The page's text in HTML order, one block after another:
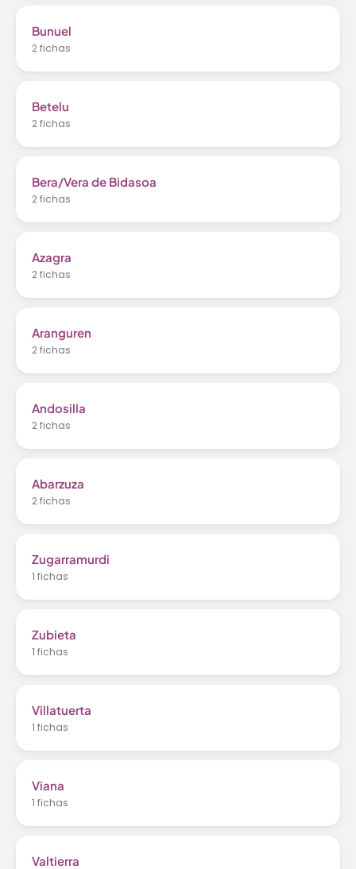
Bunuel
2 fichas
Betelu
2 fichas
Bera/Vera de Bidasoa
2 fichas
Azagra
2 fichas
Aranguren
2 fichas
Andosilla
2 fichas
Abarzuza
2 fichas
Zugarramurdi
1 fichas
Zubieta
1 fichas
Villatuerta
1 fichas
Viana
1 fichas
Valtierra